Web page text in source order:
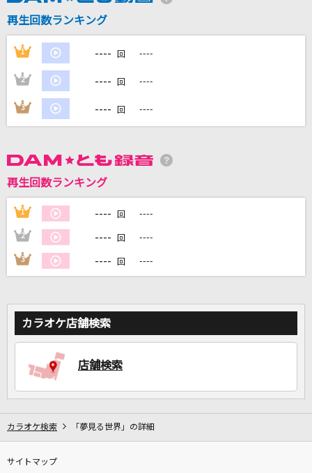
Chevon
ストレイトシープ
Ceui
美しい鰭(名探偵コナンアニメバージョン)
スピッツ
アンダーグラフ
REVIVER
MY FIRST STORY
カラオケをもっと楽しもう！
再生回数ランキング
1 ---- 回 ----
2 ---- 回 ----
3 ---- 回 ----
再生回数ランキング
1 ---- 回 ----
2 ---- 回 ----
3 ---- 回 ----
カラオケ店舗検索
店舗検索
カラオケ検索 「夢見る世界」の詳細
サイトマップ